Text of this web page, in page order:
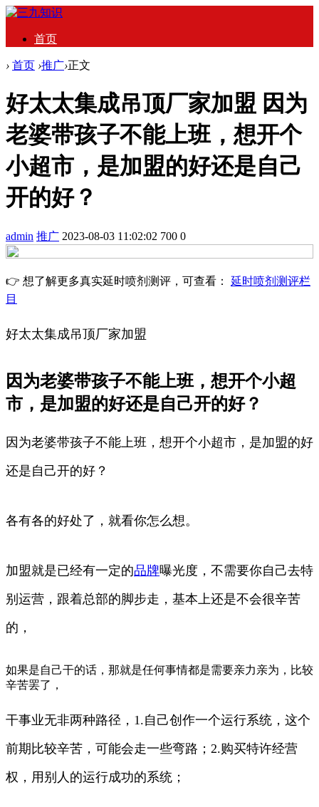
首页
› 首页 ›推广›正文
好太太集成吊顶厂家加盟 因为
老婆带孩子不能上班，想开个
小超市，是加盟的好还是自己
开的好？
admin 推广 2023-08-03 11:02:02 700 0
👉 想了解更多真实延时喷剂测评，可查看： 延时喷剂测评栏
目
好太太集成吊顶厂家加盟
因为老婆带孩子不能上班，想开个小超
市，是加盟的好还是自己开的好？
因为老婆带孩子不能上班，想开个小超市，是加盟的好
还是自己开的好？
各有各的好处了，就看你怎么想。
加盟就是已经有一定的品牌曝光度，不需要你自己去特
别运营，跟着总部的脚步走，基本上还是不会很辛苦
的，
如果是自己干的话，那就是任何事情都是需要亲力亲为，比较
辛苦罢了，
干事业无非两种路径，1.自己创作一个运行系统，这个
前期比较辛苦，可能会走一些弯路；2.购买特许经营
权，用别人的运行成功的系统；